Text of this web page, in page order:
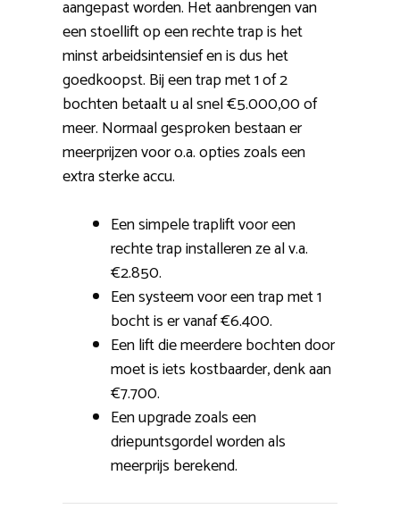
aangepast worden. Het aanbrengen van
een stoellift op een rechte trap is het
minst arbeidsintensief en is dus het
goedkoopst. Bij een trap met 1 of 2
bochten betaalt u al snel €5.000,00 of
meer. Normaal gesproken bestaan er
meerprijzen voor o.a. opties zoals een
extra sterke accu.
Een simpele traplift voor een
rechte trap installeren ze al v.a.
€2.850.
Een systeem voor een trap met 1
bocht is er vanaf €6.400.
Een lift die meerdere bochten door
moet is iets kostbaarder, denk aan
€7.700.
Een upgrade zoals een
driepuntsgordel worden als
meerprijs berekend.